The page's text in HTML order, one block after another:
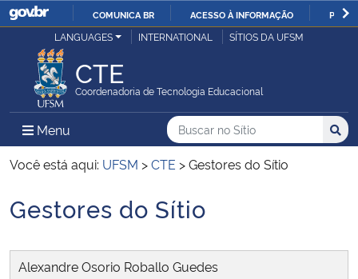
IR
COMUNICA BR ACESSO À INFORMAÇÃO
Ministério da Justiça e Segurança Pública
Ministério da Defesa
Ministério das Relações Exteriores
Ministério da Economia
LANGUAGES INTERNATIONAL SÍTIOS DA UFSM
CTE
Coordenadoria de Tecnologia Educacional
Menu Menu Principal do Sítio
Busca
Buscar no no Sítio
Busca:
Você está aqui: UFSM >CTE >Gestores do Sítio
Início do conteúdo
Gestores do Sítio
Alexandre Osorio Roballo Guedes